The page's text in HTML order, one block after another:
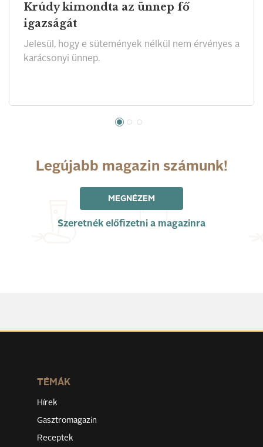
Krúdy kimondta az ünnep fő
igazságát
Jelesül, hogy e sütemények nélkül nem érvényes a
karácsonyi ünnep.
Legújabb magazin számunk!
MEGNÉZEM
Szeretnék előfizetni a magazinra
TÉMÁK
Hírek
Gasztromagazin
Receptek